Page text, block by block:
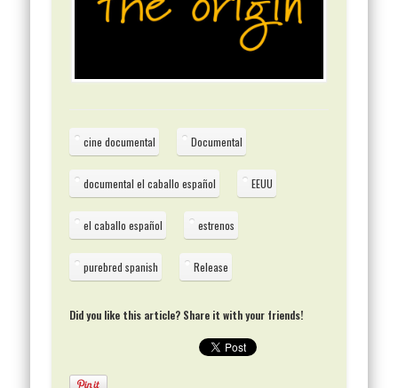
cine documental Documental
documental el caballo español EEUU
el caballo español estrenos
purebred spanish Release
Did you like this article? Share it with your friends!